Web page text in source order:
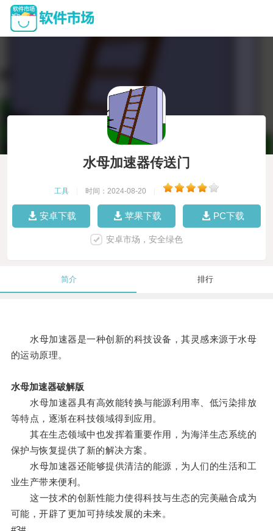
水母加速器传送门
工具 时间：2024-08-20
安卓下载 苹果下载 PC下载
安卓市场，安全绿色
简介 排行
水母加速器是一种创新的科技设备，其灵感来源于水母
的运动原理。
水母加速器破解版
水母加速器具有高效能转换与能源利用率、低污染排放
等特点，逐渐在科技领域得到应用。
其在生态领域中也发挥着重要作用，为海洋生态系统的
保护与恢复提供了新的解决方案。
水母加速器还能够提供清洁的能源，为人们的生活和工
业生产带来便利。
这一技术的创新性能力使得科技与生态的完美融合成为
可能，开辟了更加可持续发展的未来。